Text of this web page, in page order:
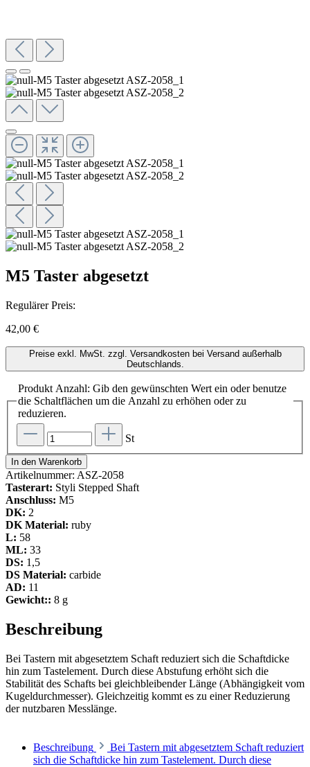
M5 Taster abgesetzt
Regulärer Preis:
42,00 €
Preise exkl. MwSt. zzgl. Versandkosten bei Versand außerhalb
Deutschlands.
Produkt Anzahl: Gib den gewünschten Wert ein oder benutze
die Schaltflächen um die Anzahl zu erhöhen oder zu
reduzieren.
St
In den Warenkorb
Artikelnummer: ASZ-2058
Tasterart: Styli Stepped Shaft
Anschluss: M5
DK: 2
DK Material: ruby
L: 58
ML: 33
DS: 1,5
DS Material: carbide
AD: 11
Gewicht:: 8 g
Beschreibung
Bei Tastern mit abgesetztem Schaft reduziert sich die Schaftdicke
hin zum Tastelement. Durch diese Abstufung erhöht sich die
Stabilität des Schafts bei gleichbleibender Länge (Abhängigkeit vom
Kugeldurchmesser). Gleichzeitig kommt es zu einer Reduzierung
der nutzbaren Messlänge.
Beschreibung
Bei Tastern mit abgesetztem Schaft reduziert
sich die Schaftdicke hin zum Tastelement. Durch diese